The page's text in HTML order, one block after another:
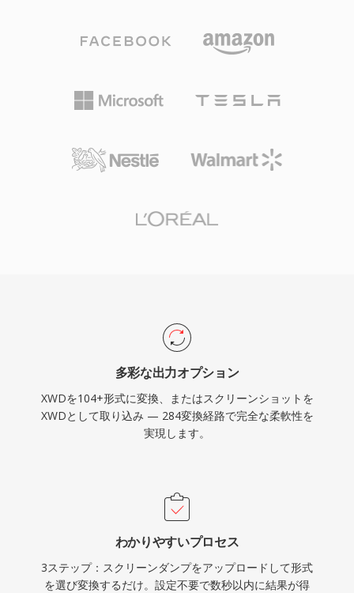
多彩な出力オプション
XWDを104+形式に変換、またはスクリーンショットを
XWDとして取り込み — 284変換経路で完全な柔軟性を
実現します。
わかりやすいプロセス
3ステップ：スクリーンダンプをアップロードして形式
を選び変換するだけ。設定不要で数秒以内に結果が得